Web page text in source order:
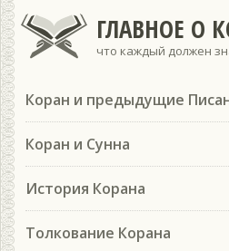
ГЛАВНОЕ О
что каждый должен
Коран и предыдущие
Коран и Сунна
История Корана
Толкование Корана